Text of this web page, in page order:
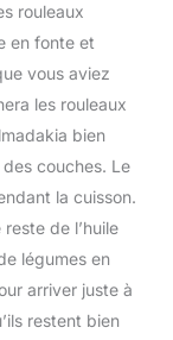
rouleaux
en fonte et
vous aviez
les rouleaux
bien
couches. Le
la cuisson.
de l’huile
légumes en
arriver juste à
restent bien